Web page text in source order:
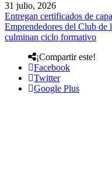
31 julio, 2026
Entregan certificados de
Emprendedores del Club de
culminan ciclo formativo
¡Compartir este!
Facebook
Twitter
Google Plus